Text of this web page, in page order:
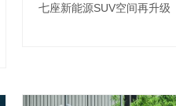
七座新能源SUV空间再升级